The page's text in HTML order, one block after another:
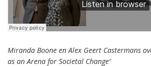
Miranda Boone en Alex Geert Castermans
as an Arena for Societal Change’